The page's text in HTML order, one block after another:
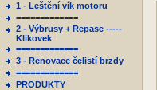
1 - Leštění vík motoru
=============
2 - Výbrusy + Repase -----
Klikovek
=============
3 - Renovace čelistí brzdy
=============
PRODUKTY